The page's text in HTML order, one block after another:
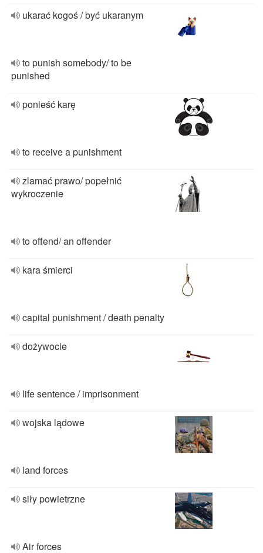
ukarać kogoś / być ukaranym
to punish somebody/ to be
punished
ponieść karę
to receive a punishment
zlamać prawo/ popełnić
wykroczenie
to offend/ an offender
kara śmierci
capital punishment / death penalty
dożywocie
life sentence / imprisonment
wojska lądowe
land forces
siły powietrzne
Air forces